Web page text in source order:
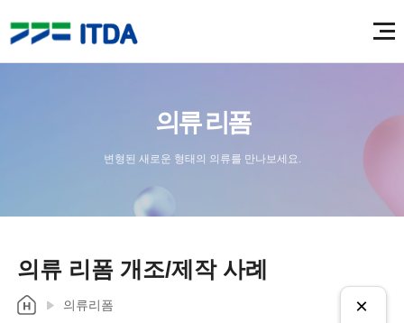
의류 리폼
변형된 새로운 형태의 의류를 만나보세요.
의류 리폼 개조/제작 사례
의류리폼 ×